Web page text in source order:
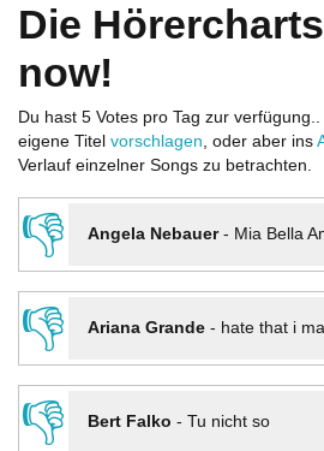
Die
now!
Du hast 5 Votes pro Tag zur
eigene Titel vorschlagen, oder aber ins
Verlauf einzelner Songs zu betrachten.
👎 Angela Nebauer- Mia Bella
👎
Ariana Grande- hate that i
👎
Bert Falko - Tu nicht so